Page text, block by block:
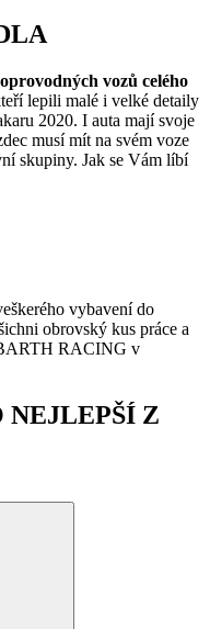
vozů celého
lepili malé i velké detaily
2020. I auta mají svoje
musí mít na svém voze
skupiny. Jak se Vám líbí
vybavení do
obrovský kus práce a
RACING v
NEJLEPŠÍ Z